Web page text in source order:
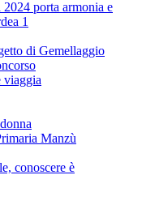
porta armonia e
1
di Gemellaggio
viaggia
Manzù
conoscere è